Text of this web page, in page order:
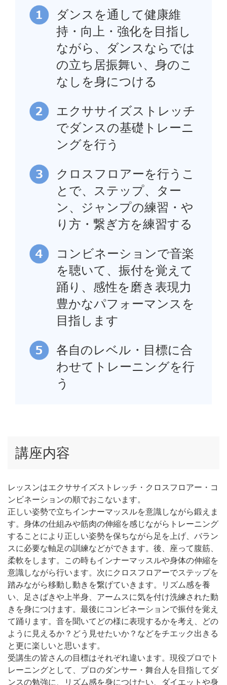
ダンスを通して健康維
持・向上・強化を目指し
ながら、ダンスならでは
の立ち居振舞い、身のこ
なしを身につける
エクササイズストレッチ
でダンスの基礎トレーニ
ングを行う
クロスフロアーを行うこ
とで、ステップ、ター
ン、ジャンプの練習・や
り方・繋ぎ方を練習する
コンビネーションで音楽
を聴いて、振付を覚えて
踊り、感性を磨き表現力
豊かなパフォーマンスを
目指します
各自のレベル・目標に合
わせてトレーニングを行
う
講座内容
レッスンはエクササイズストレッチ・クロスフロアー・コ
ンビネーションの順でおこないます。
正しい姿勢で立ちインナーマッスルを意識しながら鍛えま
す。身体の仕組みや筋肉の伸縮を感じながらトレーニング
することにより正しい姿勢を保ちながら足を上げ、バラン
スに必要な軸足の訓練などができます。後、座って腹筋、
柔軟をします。この時もインナーマッスルや身体の伸縮を
意識しながら行います。次にクロスフロアーでステップを
踏みながら移動し動きを繋げていきます。リズム感を養
い、足さばきや上半身、アームスに気を付け洗練された動
きを身につけます。最後にコンビネーションで振付を覚え
て踊ります。音を聞いてどの様に表現するかを考え、どの
ように見えるか？どう見せたいか？などをチエック出きる
と更に楽しいと思います。
受講生の皆さんの目標はそれぞれ違います。現役プロでト
レーニングとして、プロのダンサー・舞台人を目指してダ
ンスの勉強に、リズム感を身につけたい、ダイエットや身